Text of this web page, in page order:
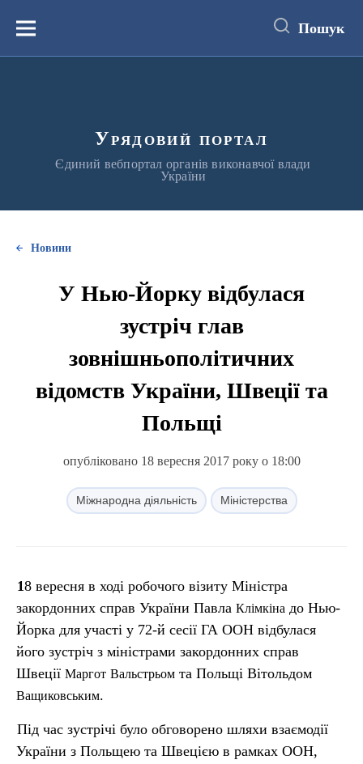
вмістуМеню Пошук
Урядовий портал
Єдиний вебпортал органів виконавчої влади
України
Новини
У Нью-Йорку відбулася
зустріч глав
зовнішньополітичних
відомств України, Швеції та
Польщі
опубліковано 18 вересня 2017 року о 18:00
Міжнародна діяльність Міністерства
18 вересня в ході робочого візиту Міністра
закордонних справ України Павла Клімкіна до Нью-
Йорка для участі у 72-й сесії ГА ООН відбулася
його зустріч з міністрами закордонних справ
Швеції Маргот Вальстрьом та Польщі Вітольдом
Ващиковським.
Під час зустрічі було обговорено шляхи взаємодії
України з Польщею та Швецією в рамках ООН,